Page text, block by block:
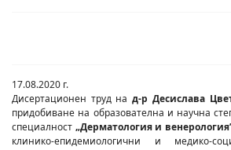
17.08.2020 г.
Дисертационен труд над-р Десислава
придобиване на образователна и научна
специалност „Дерматология и
клинико-епидемиологични и медико-